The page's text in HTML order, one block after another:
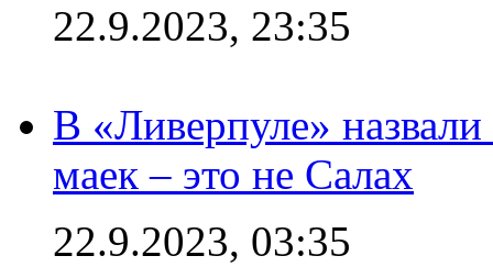
22.9.2023, 23:35
В «Ливерпуле»
маек – это не Салах
22.9.2023, 03:35